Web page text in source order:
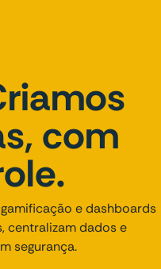
com
e dashboards
centralizam dados e
segurança.